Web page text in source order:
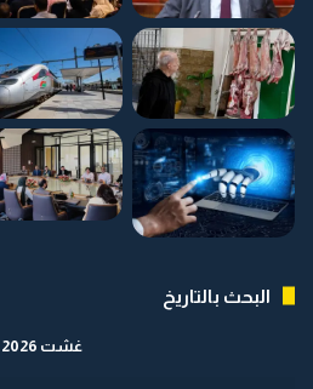
البحث بالتاريخ
غشت 2026